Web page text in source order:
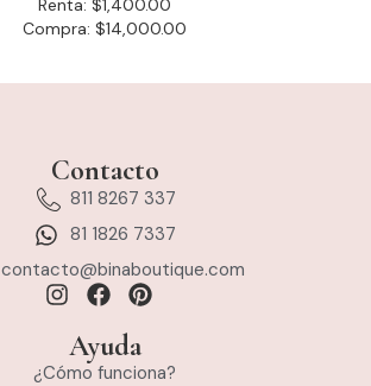
Compra: $14,000.00
Contacto
811 8267 337
81 1826 7337
contacto@binaboutique.com
Ayuda
¿Cómo funciona?